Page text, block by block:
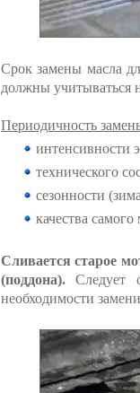
Срок замены масла
должны учитываться
Периодичность
интенсивности
технического
сезонности
качества самого
Сливается старое
(поддона). Следует
необходимости